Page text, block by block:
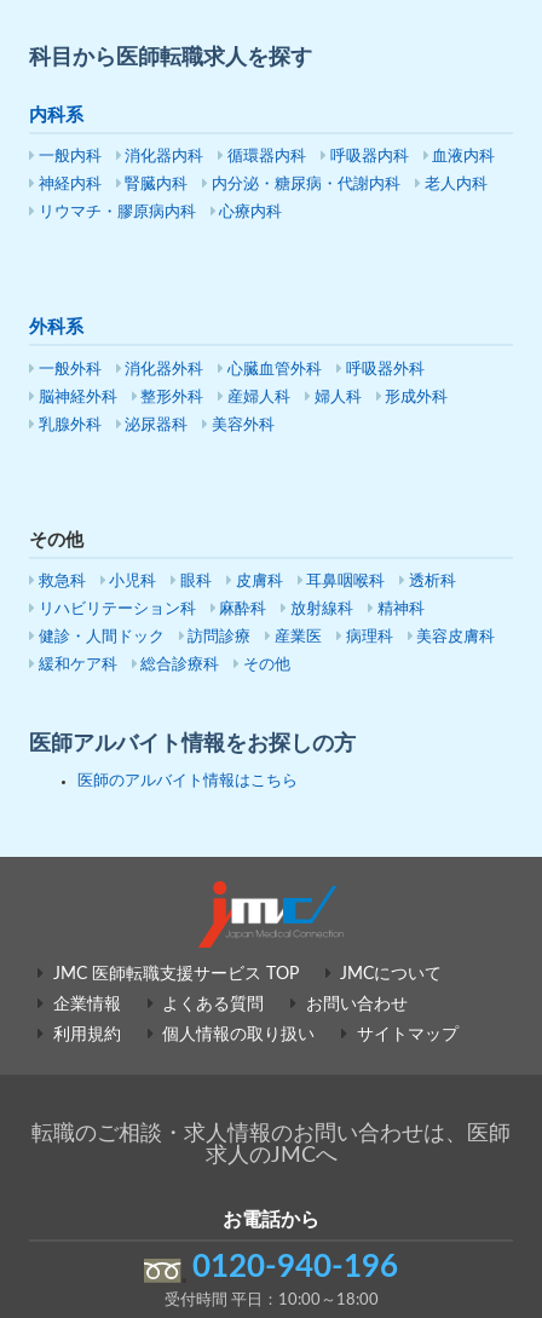
科目から医師転職求人を探す
内科系
一般内科 消化器内科 循環器内科 呼吸器内科
血液内科
神経内科
腎臓内科 内分泌・糖尿病・代謝内科
老人内科
リウマチ・膠原病内科
心療内科
外科系
一般外科 消化器外科 心臓血管外科
呼吸器外科
脳神経外科
整形外科 産婦人科 婦人科
形成外科
乳腺外科
泌尿器科 美容外科
その他
救急科 小児科 眼科 皮膚科 耳鼻咽喉科
透析科
リハビリテーション科
麻酔科 放射線科
精神科
健診・人間ドック
訪問診療 産業医 病理科
美容皮膚科
緩和ケア科
総合診療科 その他
医師アルバイト情報をお探しの方
医師のアルバイト情報はこちら
JMC 医師転職支援サービス TOP
JMCについて
企業情報
よくある質問
お問い合わせ
利用規約
個人情報の取り扱い サイトマップ
転職のご相談・求人情報のお問い合わせは、医師
求人のJMCへ
お電話から
0120-940-196
受付時間 平日：10:00～18:00